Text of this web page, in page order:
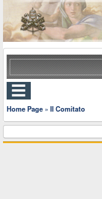
Home Page » Il Comitato